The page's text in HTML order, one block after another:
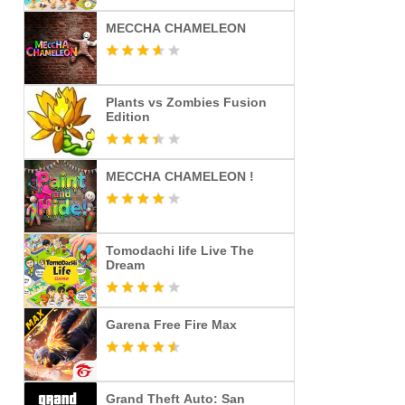
MECCHA CHAMELEON
Plants vs Zombies Fusion
Edition
MECCHA CHAMELEON !
Tomodachi life Live The
Dream
Garena Free Fire Max
Grand Theft Auto: San